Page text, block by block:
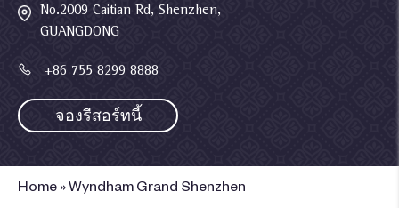
No.2009 Caitian Rd, Shenzhen,
GUANGDONG
+86 755 8299 8888
จองรีสอร์ทนี้
Home »Wyndham Grand Shenzhen